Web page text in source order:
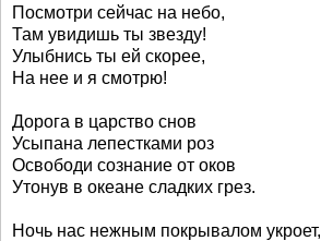
Посмотри сейчас на небо,
Там увидишь ты звезду!
Улыбнись ты ей скорее,
На нее и я смотрю!
Дорога в царство снов
Усыпана лепестками роз
Освободи сознание от оков
Утонув в океане сладких грез.
Ночь нас нежным покрывалом укроет,